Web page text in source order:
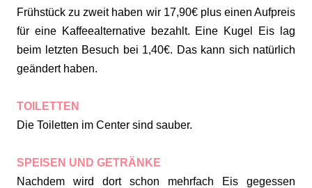
Frühstück zu zweit haben wir 17,90€ plus einen Aufpreis
für eine Kaffeealternative bezahlt. Eine Kugel Eis lag
beim letzten Besuch bei 1,40€. Das kann sich natürlich
geändert haben.
TOILETTEN
Die Toiletten im Center sind sauber.
SPEISEN UND GETRÄNKE
Nachdem wird dort schon mehrfach Eis gegessen